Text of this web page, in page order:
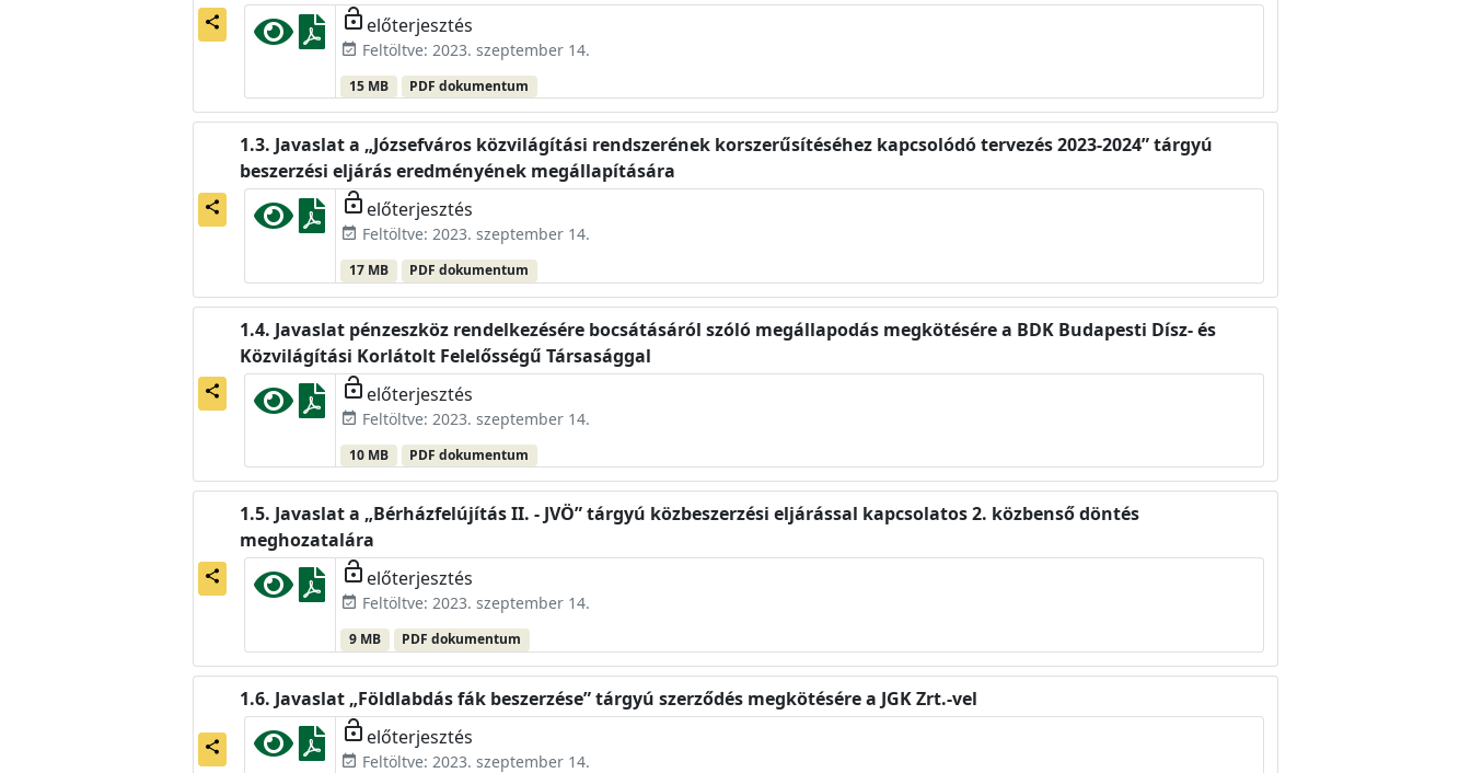
share lock_open előterjesztés
event_available Feltöltve: 2023. szeptember 14.
15 MB PDF dokumentum
share
Javaslat a „Józsefváros közvilágítási rendszerének korszerűsítéséhez kapcsolódó tervezés 2023-2024” tárgyú
beszerzési eljárás eredményének megállapítására
lock_open előterjesztés
event_available Feltöltve: 2023. szeptember 14.
17 MB PDF dokumentum
share
Javaslat pénzeszköz rendelkezésére bocsátásáról szóló megállapodás megkötésére a BDK Budapesti Dísz- és
Közvilágítási Korlátolt Felelősségű Társasággal
lock_open előterjesztés
event_available Feltöltve: 2023. szeptember 14.
10 MB PDF dokumentum
share
Javaslat a „Bérházfelújítás II. - JVÖ” tárgyú közbeszerzési eljárással kapcsolatos 2. közbenső döntés
meghozatalára
lock_open előterjesztés
event_available Feltöltve: 2023. szeptember 14.
9 MB PDF dokumentum
share
Javaslat „Földlabdás fák beszerzése” tárgyú szerződés megkötésére a JGK Zrt.-vel
lock_open előterjesztés
event_available Feltöltve: 2023. szeptember 14.